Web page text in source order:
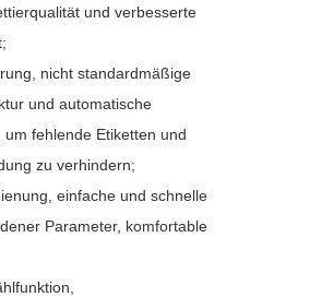
und verbesserte
nicht standardmäßige
und automatische
fehlende Etiketten und
zu verhindern;
einfache und schnelle
Parameter, komfortable